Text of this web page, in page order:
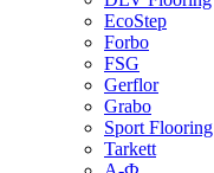
EcoStep
Forbo
FSG
Gerflor
Grabo
Sport Flooring
Tarkett